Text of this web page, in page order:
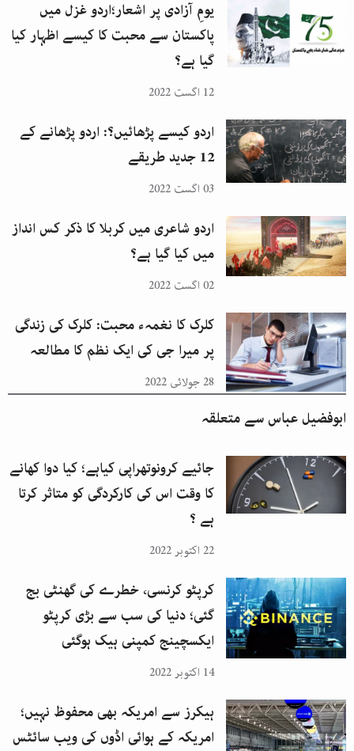
یومِ آزادی پر اشعار؛اردو غزل میں
پاکستان سے محبت کا کیسے اظہار کیا
گیا ہے؟
12 اگست 2022
اردو کیسے پڑھائیں؟: اردو پڑھانے کے
12 جدید طریقے
03 اگست 2022
اردو شاعری میں کربلا کا ذکر کس انداز
میں کیا گیا ہے؟
02 اگست 2022
کلرک کا نغمہء محبت: کلرک کی زندگی
پر میرا جی کی ایک نظم کا مطالعہ
28 جولائی 2022
ابوفضیل عباسسے متعلقہ
جائیے کرونوتھراپی کیاہے؛ کیا دوا کھانے
کا وقت اس کی کارکردگی کو متاثر کرتا
ہے ؟
22 اکتوبر 2022
کرپٹو کرنسی، خطرے کی گھنٹی بج
گئی؛ دنیا کی سب سے بڑی کرپٹو
ایکسچینج کمپنی ہیک ہوگئی
14 اکتوبر 2022
ہیکرز سے امریکہ بھی محفوظ نہیں؛
امریکہ کے ہوائی اڈوں کی ویب سائٹس